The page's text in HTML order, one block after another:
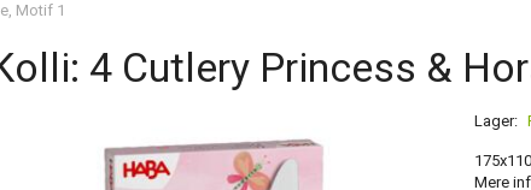
Motif 1
4 Cutlery Princess &
Lager:
Mere